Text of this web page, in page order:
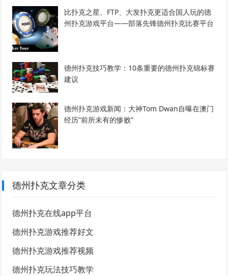
比扑克之星、FTP、大发扑克更适合国人玩的德
州扑克游戏平台——部落先锋德州扑克比赛平台
德州扑克技巧教学：10条重要的德州扑克锦标赛
建议
德州扑克游戏新闻：大神Tom Dwan自曝在澳门
经历“前所未有的惨败”
德州扑克文章分类
德州扑克在线app平台
德州扑克游戏推荐好文
德州扑克游戏推荐视频
德州扑克玩法技巧教学